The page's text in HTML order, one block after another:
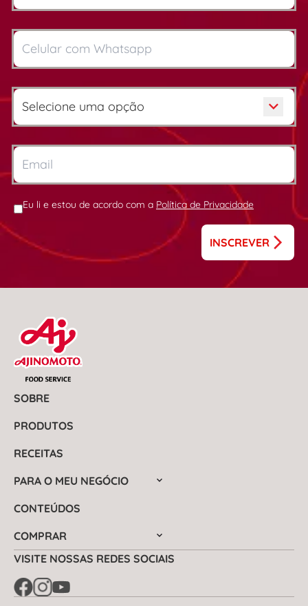
Eu li e estou de acordo com a Política de Privacidade
INSCREVER
SOBRE
PRODUTOS
RECEITAS
PARA O MEU NEGÓCIO
CONTEÚDOS
COMPRAR
VISITE NOSSAS REDES SOCIAIS